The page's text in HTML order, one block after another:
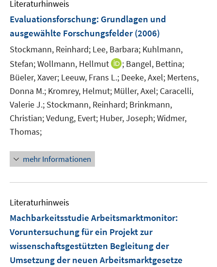
t
e
ö
f
f
n
e
F
e
n
s
t
e
r
ö
f
f
Literaturhinweis
Evaluationsforschung: Grundlagen und
ausgewählte Forschungsfelder (2006)
Stockmann, Reinhard; Lee, Barbara; Kuhlmann,
Stefan;Wollmann, Hellmut
I
n
n
u
e
s
r
ö
f
f
n
; Bangel, Bettina;
Büeler, Xaver; Leeuw, Frans L.; Deeke, Axel; Mertens,
Donna M.; Kromrey, Helmut; Müller, Axel; Caracelli,
Valerie J.; Stockmann, Reinhard; Brinkmann,
Christian;Vedung, Evert; Huber, Joseph;Widmer,
Thomas;
mehr Informationen
Literaturhinweis
Machbarkeitsstudie Arbeitsmarktmonitor:
Voruntersuchung für ein Projekt zur
wissenschaftsgestützten Begleitung der
Umsetzung der neuen Arbeitsmarktgesetze